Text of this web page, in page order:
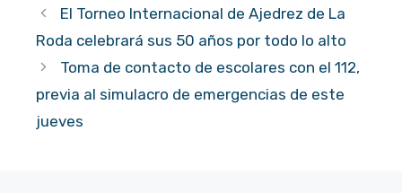
El Torneo Internacional de Ajedrez de La
Roda celebrará sus 50 años por todo lo alto
Toma de contacto de escolares con el 112,
previa al simulacro de emergencias de este
jueves